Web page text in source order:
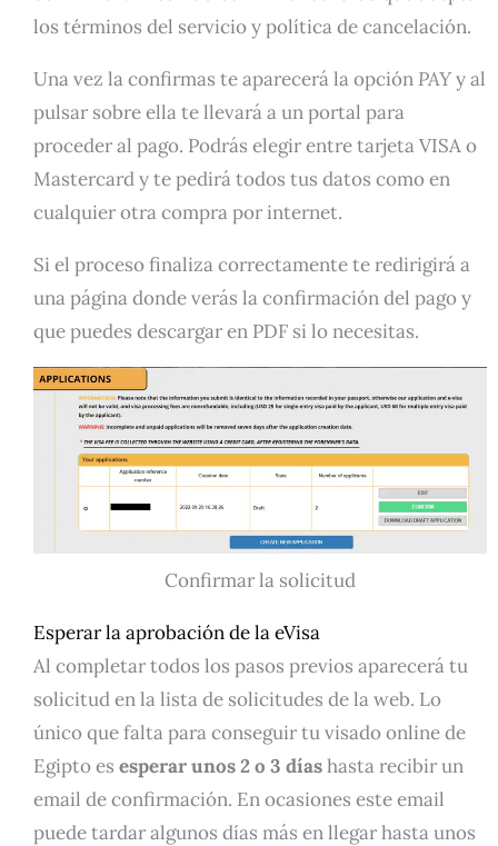
los términos del servicio y política de cancelación.
Una vez la confirmas te aparecerá la opción PAYy al
pulsar sobre ella te llevará a un portal para
proceder al pago. Podrás elegir entre tarjeta VISA o
Mastercard y te pedirá todos tus datos como en
cualquier otra compra por internet.
Si el proceso finaliza correctamente te redirigirá a
una página donde verás la confirmación del pago y
que puedes descargar en PDF si lo necesitas.
Confirmar la solicitud
Esperar la aprobación de la eVisa
Al completar todos los pasos previos aparecerá tu
solicitud en la lista de solicitudes de la web. Lo
único que falta para conseguir tu visado online de
Egipto es esperar unos 2 o 3 díashasta recibir un
email de confirmación. En ocasiones este email
puede tardar algunos días más en llegar hasta unos